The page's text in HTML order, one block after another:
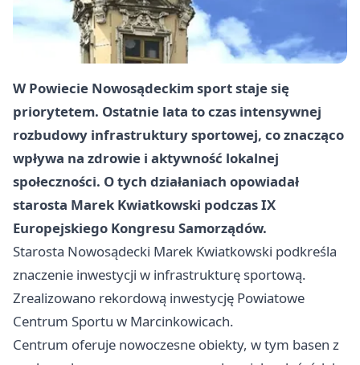
W Powiecie Nowosądeckim sport staje się
priorytetem. Ostatnie lata to czas intensywnej
rozbudowy infrastruktury sportowej, co znacząco
wpływa na zdrowie i aktywność lokalnej
społeczności. O tych działaniach opowiadał
starosta Marek Kwiatkowski podczas IX
Europejskiego Kongresu Samorządów.
Starosta Nowosądecki Marek Kwiatkowski podkreśla
znaczenie inwestycji w infrastrukturę sportową.
Zrealizowano rekordową inwestycję Powiatowe
Centrum Sportu w Marcinkowicach.
Centrum oferuje nowoczesne obiekty, w tym basen z